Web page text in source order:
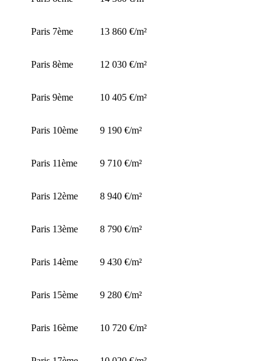
Paris 7ème 13 860 €/m²
Paris 8ème 12 030 €/m²
Paris 9ème 10 405 €/m²
Paris 10ème 9 190 €/m²
Paris 11ème 9 710 €/m²
Paris 12ème 8 940 €/m²
Paris 13ème 8 790 €/m²
Paris 14ème 9 430 €/m²
Paris 15ème 9 280 €/m²
Paris 16ème 10 720 €/m²